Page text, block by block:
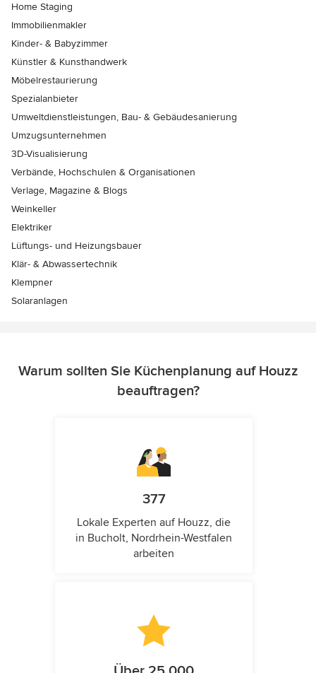
Home Staging
Immobilienmakler
Kinder- & Babyzimmer
Künstler & Kunsthandwerk
Möbelrestaurierung
Spezialanbieter
Umweltdienstleistungen, Bau- & Gebäudesanierung
Umzugsunternehmen
3D-Visualisierung
Verbände, Hochschulen & Organisationen
Verlage, Magazine & Blogs
Weinkeller
Elektriker
Lüftungs- und Heizungsbauer
Klär- & Abwassertechnik
Klempner
Solaranlagen
Warum sollten Sie Küchenplanung auf Houzz
beauftragen?
377
Lokale Experten auf Houzz, die
in Bucholt, Nordrhein-Westfalen
arbeiten